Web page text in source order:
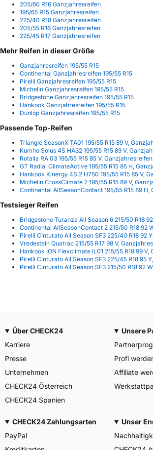
205/60 R16 Ganzjahresreifen
195/65 R15 Ganzjahresreifen
225/40 R18 Ganzjahresreifen
205/55 R16 Ganzjahresreifen
225/45 R17 Ganzjahresreifen
Mehr Reifen in dieser Größe
Ganzjahresreifen 195/55 R15
Continental Ganzjahresreifen 195/55 R15
Pirelli Ganzjahresreifen 195/55 R15
Michelin Ganzjahresreifen 195/55 R15
Bridgestone Ganzjahresreifen 195/55 R15
Hankook Ganzjahresreifen 195/55 R15
Dunlop Ganzjahresreifen 195/55 R15
Passende Top-Reifen
Triangle SeasonX TA01 195/55 R15 89 V,
Kumho Solus 4S HA32 195/55 R15 89 V,
Rotalla RA 03 195/55 R15 85 V, Ganzjahresreifen
GT Radial ClimateActive 195/55 R15 85 H,
Hankook Kinergy 4S 2 H750 195/55 R15 85 V,
Michelin CrossClimate 2 195/55 R15 89 V,
Continental AllSeasonContact 195/55 R15 89
Testsieger Reifen
Bridgestone Turanza All Season 6 215/50 R18
Continental AllSeasonContact 2 215/50 R18 92
Pirelli Cinturato All Season SF3 225/40 R18 92
Vredestein Quatrac 215/55 R17 98 V,
Hankook ION Flexclimate IL01 215/55 R18 99
Pirelli Cinturato All Season SF3 225/45 R18 95
Pirelli Cinturato All Season SF3 215/50 R18 92
Über CHECK24
Karriere
Presse
Unternehmen
CHECK24 Österreich
CHECK24 Spanien
Unsere
Profi
Affiliate
CHECK24 Zahlungsarten
PayPal
Unser